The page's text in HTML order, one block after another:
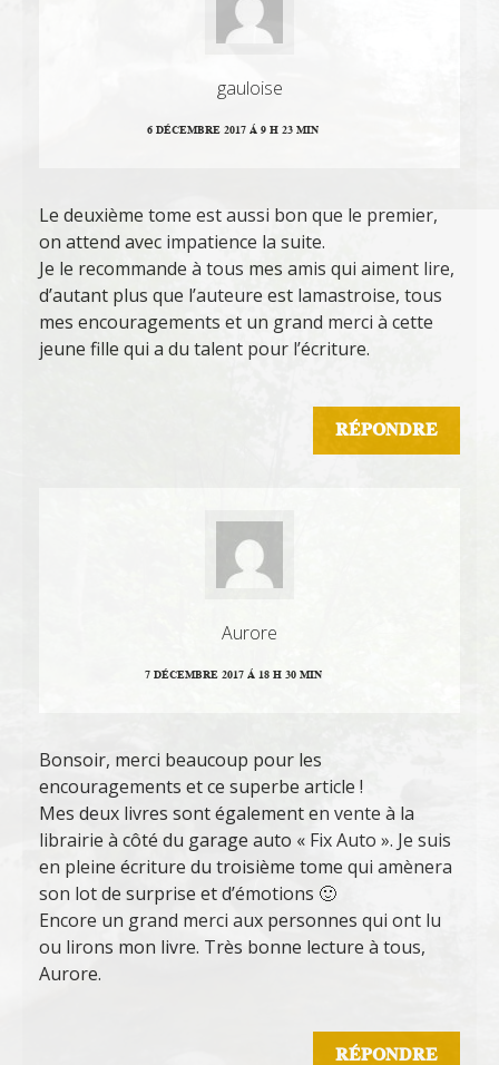
gauloise
6 DÉCEMBRE 2017 Á 9 H 23 MIN
Le deuxième tome est aussi bon que le premier,
on attend avec impatience la suite.
Je le recommande à tous mes amis qui aiment lire,
d’autant plus que l’auteure est lamastroise, tous
mes encouragements et un grand merci à cette
jeune fille qui a du talent pour l’écriture.
RÉPONDRE
Aurore
7 DÉCEMBRE 2017 Á 18 H 30 MIN
Bonsoir, merci beaucoup pour les
encouragements et ce superbe article !
Mes deux livres sont également en vente à la
librairie à côté du garage auto « Fix Auto ». Je suis
en pleine écriture du troisième tome qui amènera
son lot de surprise et d’émotions 🙂
Encore un grand merci aux personnes qui ont lu
ou lirons mon livre. Très bonne lecture à tous,
Aurore.
RÉPONDRE